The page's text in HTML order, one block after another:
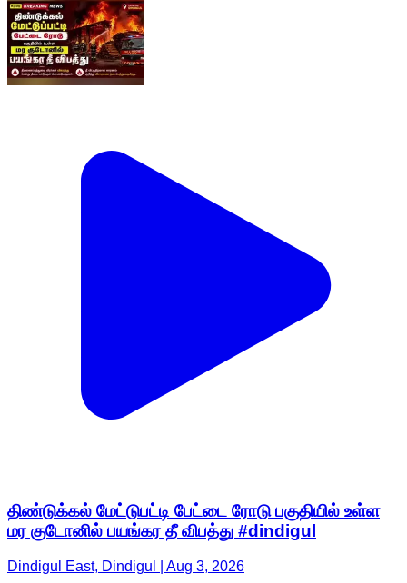
திண்டுக்கல் மேட்டுபட்டி பேட்டை ரோடு பகுதியில் உள்ள
மர குடோனில் பயங்கர தீ விபத்து #dindigul
Dindigul East, Dindigul | Aug 3, 2026